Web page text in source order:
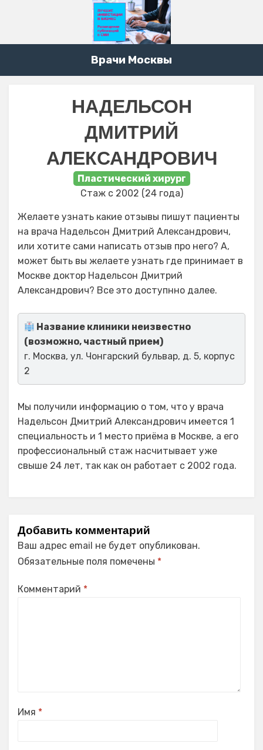
Врачи Москвы
НАДЕЛЬСОН
ДМИТРИЙ
АЛЕКСАНДРОВИЧ
Пластический хирург
Стаж с 2002 (24 года)
Желаете узнать какие отзывы пишут пациенты
на врача Надельсон Дмитрий Александрович,
или хотите сами написать отзыв про него? А,
может быть вы желаете узнать где принимает в
Москве доктор Надельсон Дмитрий
Александрович? Все это доступнно далее.
Название клиники неизвестно
(возможно, частный прием)
г. Москва, ул. Чонгарский бульвар, д. 5, корпус
2
Мы получили информацию о том, что у врача
Надельсон Дмитрий Александрович имеется 1
специальность и 1 место приёма в Москве, а его
профессиональный стаж насчитывает уже
свыше 24 лет, так как он работает с 2002 года.
Добавить комментарий
Ваш адрес email не будет опубликован.
Обязательные поля помечены *
Комментарий *
Имя *